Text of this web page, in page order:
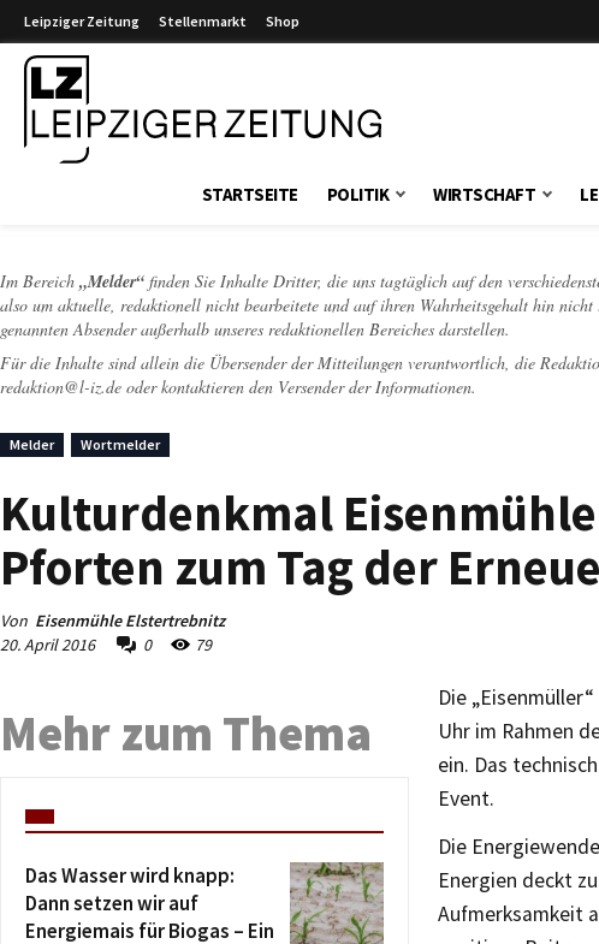
Leipziger Zeitung Stellenmarkt Shop
STARTSEITE POLITIK WIRTSCHAFT
Im Bereich „Melder“ finden Sie Inhalte Dritter, die uns tagtäglich auf den
also um aktuelle, redaktionell nicht bearbeitete und auf ihren Wahrheitsgehalt hin
genannten Absender außerhalb unseres redaktionellen Bereiches darstellen.
Für die Inhalte sind allein die Übersender der Mitteilungen verantwortlich, die
redaktion@l-iz.de oder kontaktieren den Versender der Informationen.
Melder Wortmelder
Kulturdenkmal
Pforten zum Tag der
Von Eisenmühle Elstertrebnitz
20. April 2016
0 79
Die
Uhr im Rahmen
ein. Das
Event.
Die
Energien deckt
Aufmerksamkeit
Mehr zum Thema
Das Wasser wird knapp:
Dann setzen wir auf
Energiemais für Biogas – Ein